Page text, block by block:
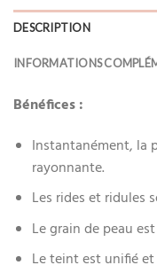
DESCRIPTION
INFORMATIONS
Bénéfices :
Instantanément, la
rayonnante.
Les rides et ridules
Le grain de peau
Le teint est unifié